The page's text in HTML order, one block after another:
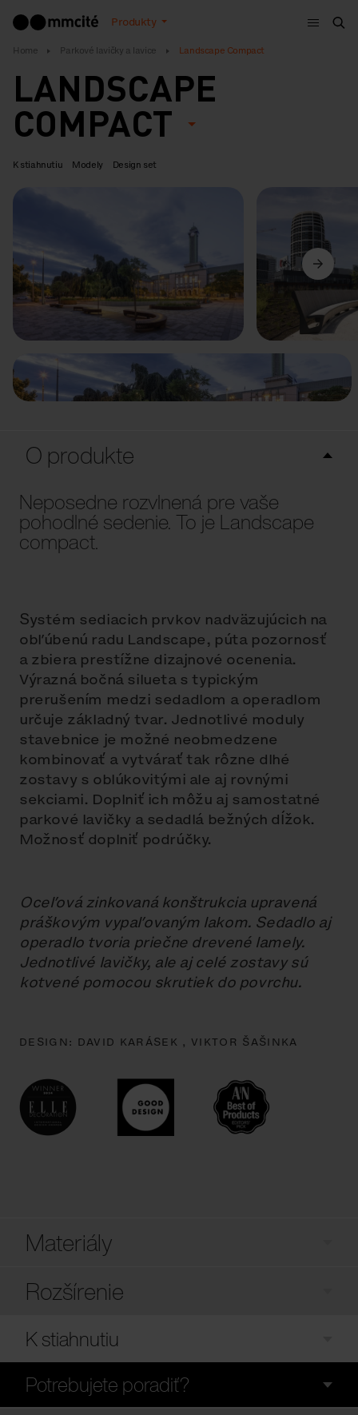
Produkty
Menu
Home Parkové lavičky a lavice Landscape Compact
LANDSCAPE
COMPACT
K stiahnutiu Modely Design set
Predchádzajúci Ďalší
O produkte
Neposedne rozvlnená pre vaše
pohodlné sedenie. To je Landscape
compact.
Systém sediacich prvkov nadväzujúcich na
obľúbenú radu Landscape, púta pozornosť
a zbiera prestížne dizajnové ocenenia.
Výrazná bočná silueta s typickým
prerušením medzi sedadlom a operadlom
určuje základný tvar. Jednotlivé moduly
stavebnice je možné neobmedzene
kombinovať a vytvárať tak rôzne dlhé
zostavy s oblúkovitými ale aj rovnými
sekciami. Doplniť ich môžu aj samostatné
parkové lavičky a sedadlá bežných dĺžok.
Možnosť doplniť podrúčky.
Oceľová zinkovaná konštrukcia upravená
práškovým vypaľovaným lakom. Sedadlo aj
operadlo tvoria priečne drevené lamely.
Jednotlivé lavičky, ale aj celé zostavy sú
kotvené pomocou skrutiek do povrchu.
DESIGN: DAVID KARÁSEK , VIKTOR ŠAŠINKA
Materiály
Rozšírenie
K stiahnutiu
Potrebujete poradiť?